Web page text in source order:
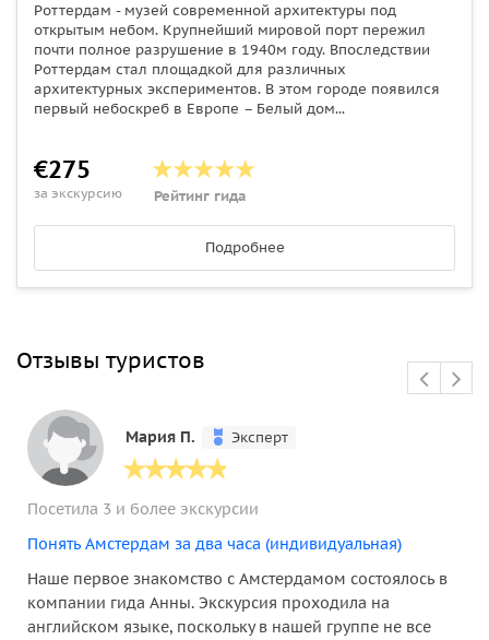
Роттердам - музей современной архитектуры под
открытым небом. Крупнейший мировой порт пережил
почти полное разрушение в 1940м году. Впоследствии
Роттердам стал площадкой для различных
архитектурных экспериментов. В этом городе появился
первый небоскреб в Европе – Белый дом...
€275
за экскурсию Рейтинг гида
Подробнее
Отзывы туристов
Мария П. Эксперт
Посетила 3 и более экскурсии
Понять Амстердам за два часа (индивидуальная)
Наше первое знакомство с Амстердамом состоялось в
компании гида Анны. Экскурсия проходила на
английском языке, поскольку в нашей группе не все